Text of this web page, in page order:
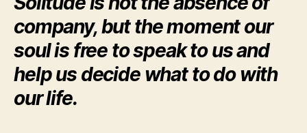
company, but the moment our
soul is free to speak to us and
help us decide what to do with
our life.